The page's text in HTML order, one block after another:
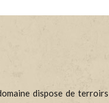
dispose de terroirs